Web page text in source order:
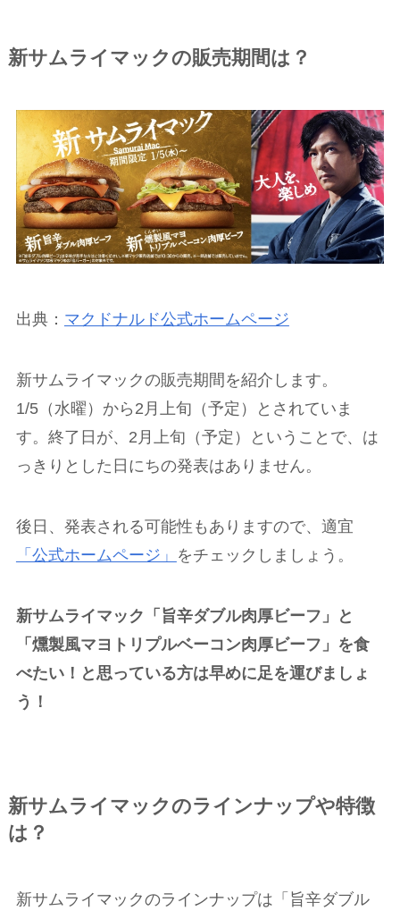
新サムライマックの販売期間は？
出典： マクドナルド公式ホームページ
新サムライマックの販売期間を紹介します。
1/5（水曜）から2月上旬（予定）とされていま
す。終了日が、2月上旬（予定）ということで、は
っきりとした日にちの発表はありません。
後日、発表される可能性もありますので、適宜
「公式ホームページ」 をチェックしましょう。
新サムライマック「旨辛ダブル肉厚ビーフ」と
「燻製風マヨトリプルベーコン肉厚ビーフ」を食
べたい！と思っている方は早めに足を運びましょ
う！
新サムライマックのラインナップや特徴
は？
新サムライマックのラインナップは「旨辛ダブル